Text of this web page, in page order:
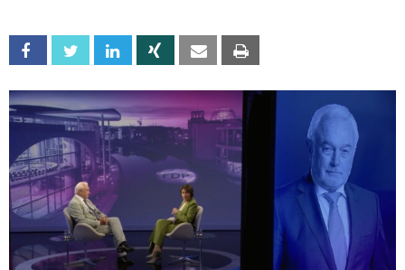
Facebook Twitter Linkedin Xing Email